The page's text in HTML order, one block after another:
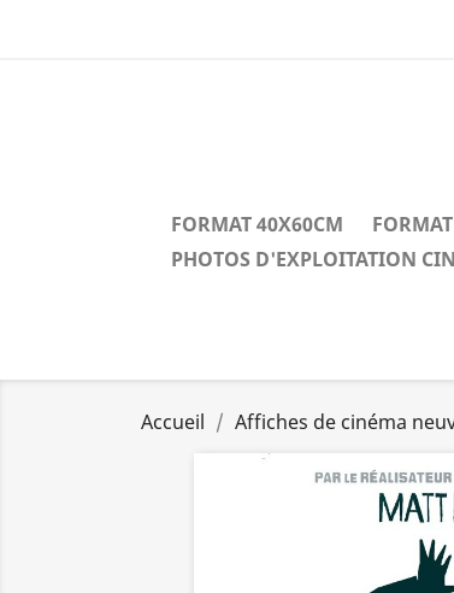
FORMAT 40X60CM
PHOTOS D'EXPLOITATION
Accueil Affiches de cinéma